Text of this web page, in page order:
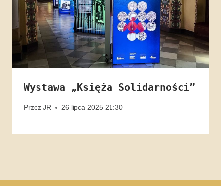
Wystawa „Księża Solidarności”
PrzezJR 26 lipca 2025 21:30